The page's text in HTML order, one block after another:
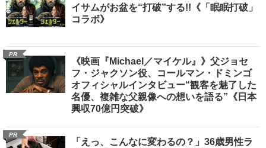
イサムがお盆を“打破”する!!《「眠眠打破」
コラボ》
PR
《映画『Michael／マイケル』》父ジョセ
フ・ジャクソン役、コールマン・ドミンゴ
オフィシャルインタビュー“観客を魅了した
名優、複雑な父親像への想いを語る”《日本
興収70億円突破》
PR
「えっ、こんなに変わるの？」36歳男性ラ